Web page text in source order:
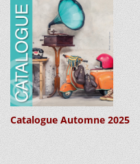
Catalogue Automne 2025